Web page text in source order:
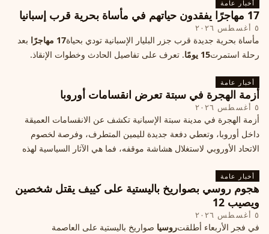
أخبار عامة
17 مهاجرًا يفقدون حياتهم في مأساة بحرية قرب إسبانيا
٥ أغسطس ٢٠٢٦
مأساة بحرية جديدة قرب جزر البليار الإسبانية تودي بحياة17 مهاجرًا
بعد
رحلة استمرت15 يومًا . تعرف على تفاصيل الحادث وخطوات الإنقاذ.
أخبار عامة
أزمة الهجرة في سبتة تعرض انقسامات أوروبا
٥ أغسطس ٢٠٢٦
أزمة الهجرة في مدينة سبتة الإسبانية تكشف عن الانقسامات العميقة
داخل أوروبا، وتعطي دفعة جديدة لليمين المتطرف، وفرصة لخصوم
الاتحاد الأوروبي لاستغلال هشاشة موقفه، فما هي الآثار السياسية لهذه
أخبار عامة
هجوم روسي بصواريخ باليستية على كييف يقتل شخصين
ويصيب 12
٥ أغسطس ٢٠٢٦
في فجر الأربعاء أطلقتروسيا صواريخ باليستية على العاصمة